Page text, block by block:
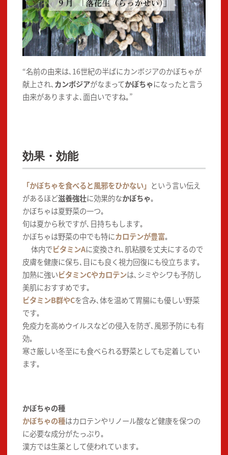
“名前の由来は､16世紀の半ばにカンボジアのかぼちゃが
献上され､カンボジアがなまってかぼちゃになったと言う
由来がありますよ､面白いですね｡”
効果・効能
「かぼちゃを食べると風邪をひかない」 という言い伝え
があるほど滋養強壮に効果的なかぼちゃ｡
かぼちゃは夏野菜の一つ｡
旬は夏から秋ですが､日持ちもします｡
かぼちゃは野菜の中でも特にカロテンが豊富｡
体内でビタミンAに変換され､肌粘膜を丈夫にするので
皮膚を健康に保ち､目にも良く視力回復にも役立ちます｡
加熱に強いビタミンCやカロテンは､シミやシワも予防し
美肌におすすめです｡
ビタミンB群やCを含み､体を温めて胃腸にも優しい野菜
です｡
免疫力を高めウイルスなどの侵入を防ぎ､風邪予防にも有
効｡
寒さ厳しい冬至にも食べられる野菜としても定着してい
ます｡
かぼちゃの種
かぼちゃの種はカロテンやリノール酸など健康を保つの
に必要な成分がたっぷり｡
漢方では生薬として使われています｡